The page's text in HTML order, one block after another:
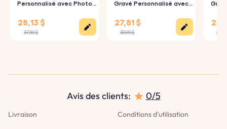
Personnalisé avec Photo
28,13 $
37,50 $
Gravé Personnalisé avec
27,81 $
30,90 $
Livraison
Conditions d'utilisation
Avis des clients: 0/5
pour améliorer nos services et vous montrer des
habitudes de navigation. Pour donner votre
consentement à son utilisation, appuyez sur le bouton
Accepter.